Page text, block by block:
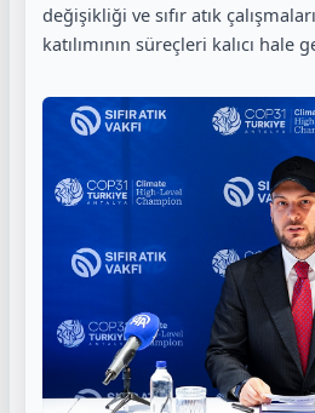
değişikliği ve sıfır atık
katılımının süreçleri kalıcı hale